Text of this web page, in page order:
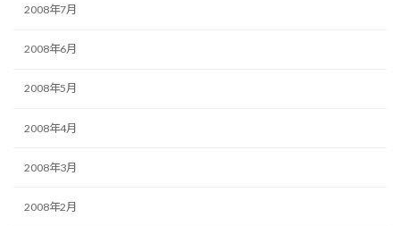
2008年7月
2008年6月
2008年5月
2008年4月
2008年3月
2008年2月